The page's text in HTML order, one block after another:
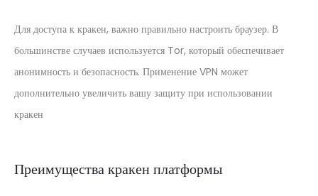
Для доступа к кракен, важно правильно настроить браузер. В
большинстве случаев используется Tor, который обеспечивает
анонимность и безопасность. Применение VPN может
дополнительно увеличить вашу защиту при использовании
кракен
Преимущества кракен платформы